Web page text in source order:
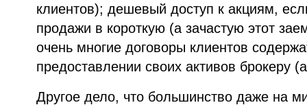
клиентов); дешевый доступ к акциям,
продажи в короткую (а зачастую этот
очень многие договоры клиентов
предоставлении своих активов брокеру
Другое дело, что большинство даже на